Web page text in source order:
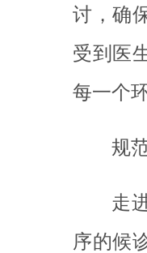
讨，确
受到医
每一个
规
走
序的候